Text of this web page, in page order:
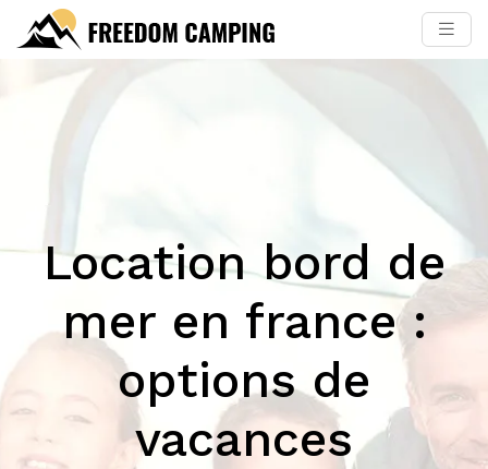
Location bord de
mer en france :
options de
vacances